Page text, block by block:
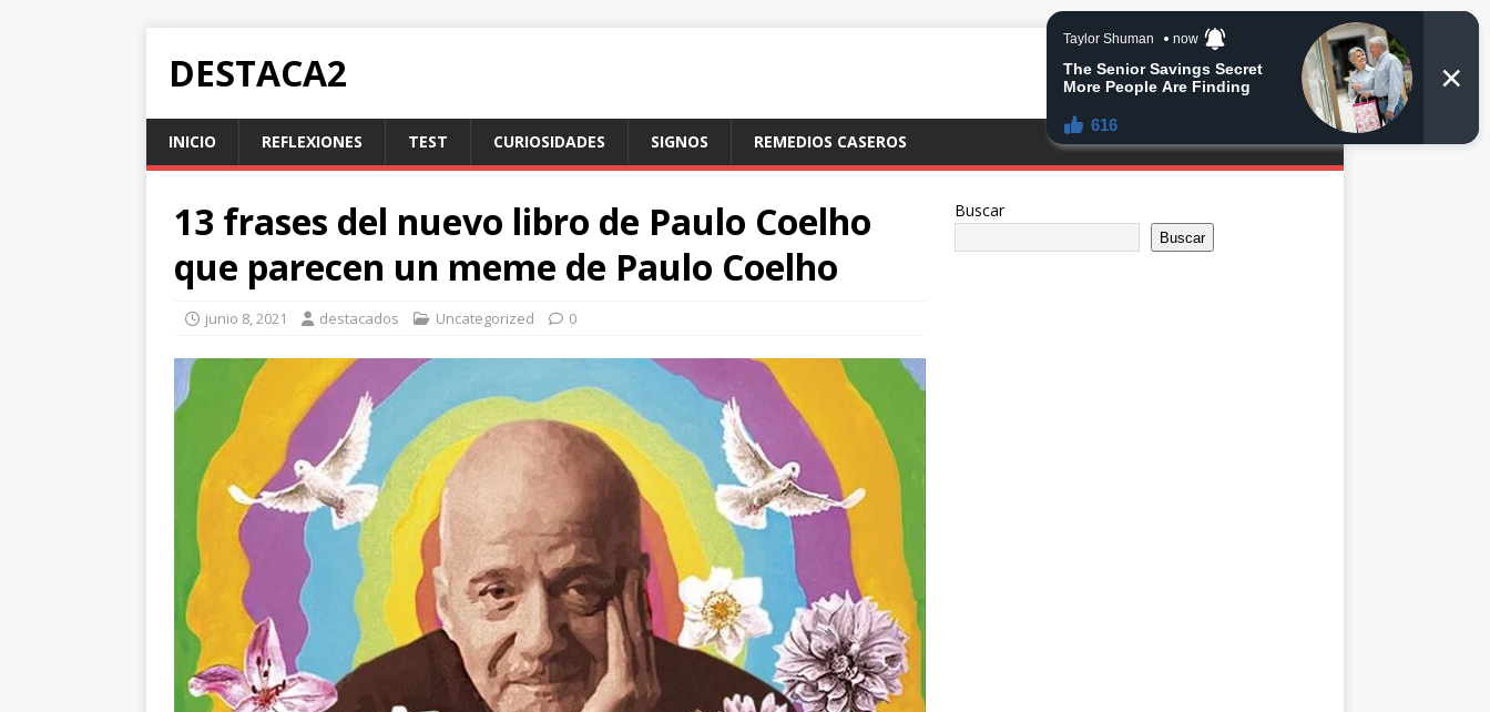
DESTACA2
INICIO REFLEXIONES TEST CURIOSIDADES SIGNOS REMEDIOS CASEROS
13 frases del nuevo libro de Paulo Coelho
que parecen un meme de Paulo Coelho
junio 8, 2021 destacados Uncategorized 0
Buscar
Buscar